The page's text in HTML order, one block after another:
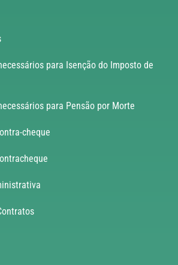
para Isenção do Imposto de
para Pensão por Morte
cheque